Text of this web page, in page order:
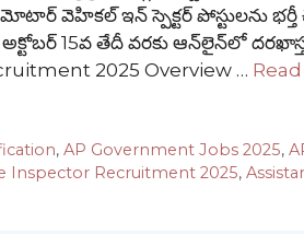
వెహికల్ ఇన్ స్పెక్టర్ పోస్టులను భర్తీ
15వ తేదీ వరకు ఆన్‌లైన్‌లో
2025 Overview …
,AP Government Jobs 2025,
Inspector Recruitment 2025,